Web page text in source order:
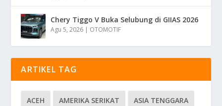
Chery Tiggo V Buka Selubung di GIIAS 2026
Agu 5, 2026 | OTOMOTIF
ARTIKEL TAG
ACEH AMERIKA SERIKAT ASIA TENGGARA